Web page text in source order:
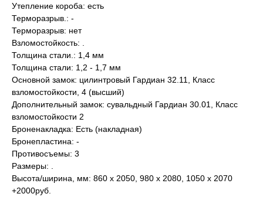
Утепление короба: есть
Терморазрыв.: -
Терморазрыв: нет
Взломостойкость: .
Толщина стали.: 1,4 мм
Толщина стали: 1,2 - 1,7 мм
Основной замок: цилинтровый Гардиан 32.11, Класс
взломостойкости, 4 (высший)
Дополнительный замок: сувальдный Гардиан 30.01, Класс
взломостойкости 2
Броненакладка: Есть (накладная)
Бронепластина: -
Противосъемы: 3
Размеры: .
Высота/ширина, мм: 860 х 2050, 980 x 2080, 1050 x 2070
+2000руб.